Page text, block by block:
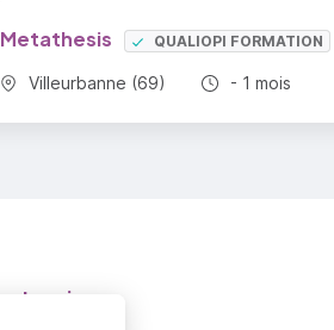
Metathesis QUALIOPI FORMATION
Commune :
Villeurbanne (69) Durée totale :
- 1 mois
Je suis